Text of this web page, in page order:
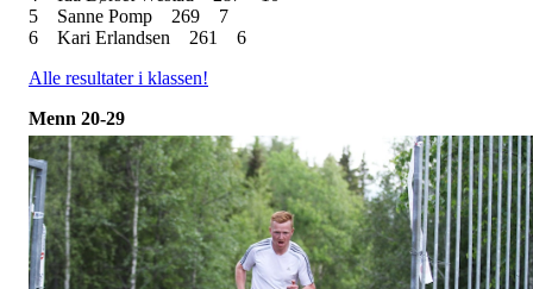
5
Sanne Pomp 269
7
6
Kari Erlandsen 261
6
Alle resultater i klassen!
Menn 20-29